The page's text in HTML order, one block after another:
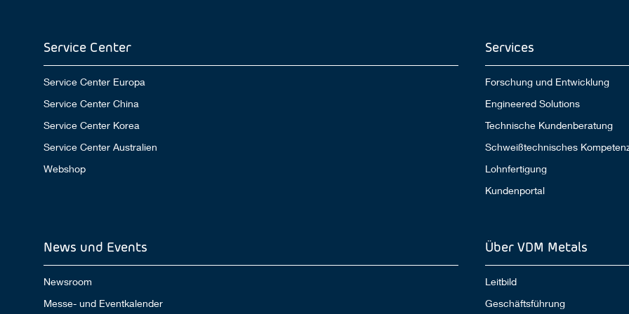
Service Center
Service Center Europa
Service Center China
Service Center Korea
Service Center Australien
Webshop
Services
Forschung und Entwicklung
Engineered Solutions
Technische Kundenberatung
Schweißtechnisches
Lohnfertigung
Kundenportal
News und Events
Newsroom
Messe- und Eventkalender
Über VDM Metals
Leitbild
Geschäftsführung